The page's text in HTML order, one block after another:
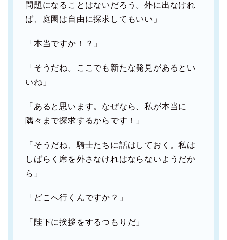
問題になることはないだろう。外に出なけれ
ば、庭園は自由に探求してもいい」
「本当ですか！？」
「そうだね。ここでも新たな発見があるとい
いね」
「あると思います。なぜなら、私が本当に
隅々まで探求するからです！」
「そうだね、騎士たちに話はしておく。私は
しばらく席を外さなけれはならないようだか
ら」
「どこへ行くんですか？」
「陛下に挨拶をするつもりだ」